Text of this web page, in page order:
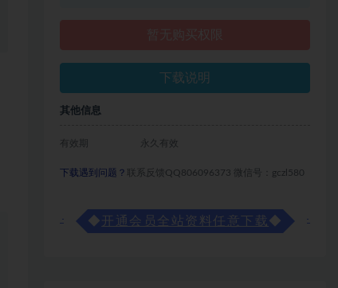
下载说明
其他信息
有效期 永久有效
下载遇到问题？ 联系反馈QQ806096373 微信号：gczl580
◆ 开通会员全站资料任意下载◆